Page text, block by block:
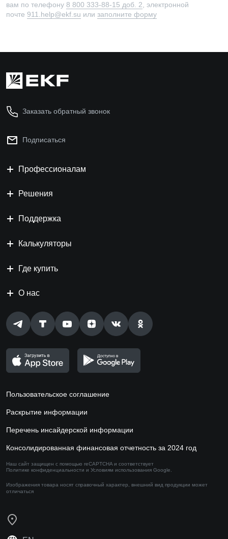
вам по телефону 8 800 333-88-15 доб. 2 , электронной
почте 911.help@ekf.su или заполните форму
Заказать обратный звонок
Подписаться
Профессионалам
Решения
Поддержка
Калькуляторы
Где купить
О нас
Пользовательское соглашение
Раскрытие информации
Перечень инсайдерской информации
Консолидированная финансовая отчетность за 2024 год
Наш сайт защищен с помощью reCAPTCHA и соответствует
Политике конфиденциальности и Условиям использования Google.
Изображения товара носят справочный характер, внешний вид продукции может
отличаться